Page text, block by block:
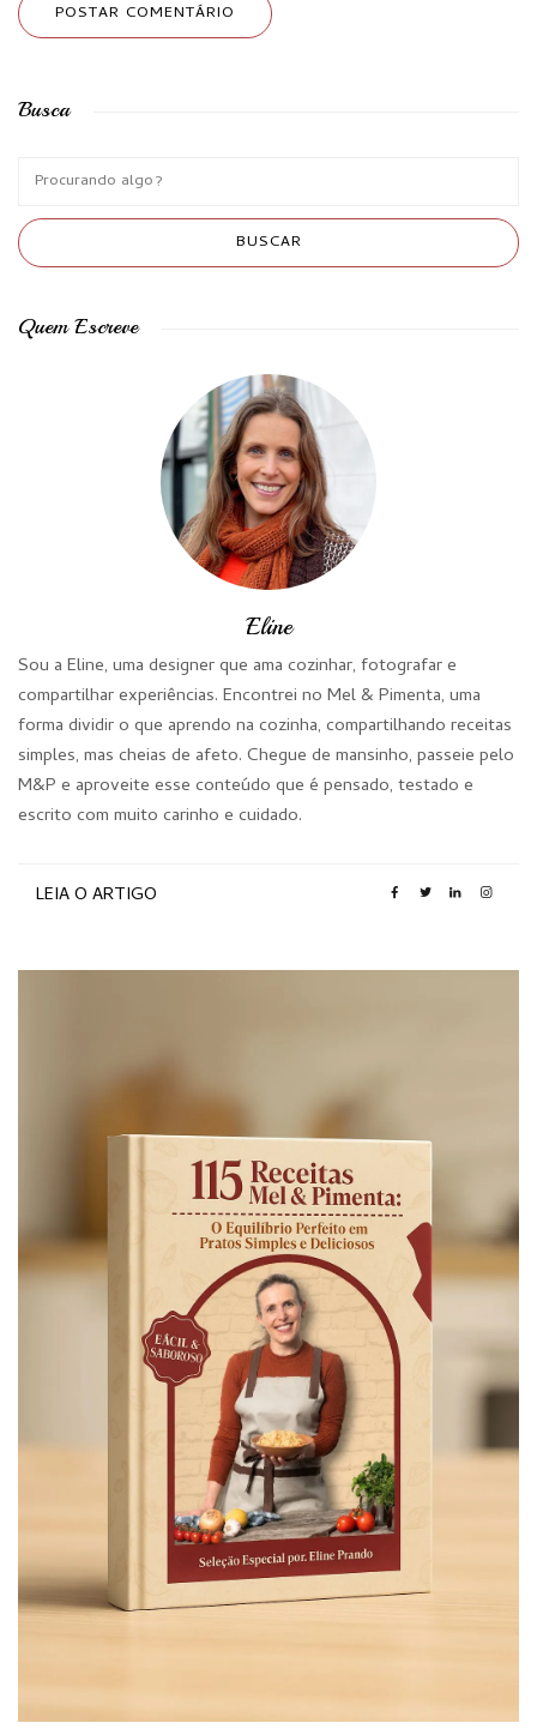
Busca
Quem Escreve
Eline
Sou a Eline, uma designer que ama cozinhar, fotografar e
compartilhar experiências. Encontrei no Mel & Pimenta, uma
forma dividir o que aprendo na cozinha, compartilhando receitas
simples, mas cheias de afeto. Chegue de mansinho, passeie pelo
M&P e aproveite esse conteúdo que é pensado, testado e
escrito com muito carinho e cuidado.
LEIA O ARTIGO